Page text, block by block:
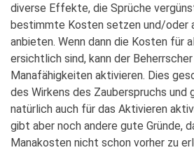
diverse Effekte, die Sprüche
bestimmte Kosten setzen und/oder
anbieten. Wenn dann die Kosten für
ersichtlich sind, kann der
Manafähigkeiten aktivieren. Dies
des Wirkens des Zauberspruchs
natürlich auch für das Aktivieren
gibt aber noch andere gute Gründe,
Manakosten nicht schon vorher zu